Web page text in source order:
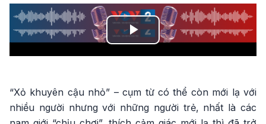
Play
“Xỏ khuyên cậu nhỏ” – cụm từ có thể còn mới lạ với
nhiều người nhưng với những người trẻ, nhất là các